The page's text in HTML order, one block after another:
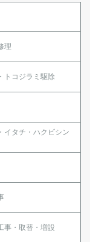
理
トコジラミ駆除
イタチ・ハクビシン
事・取替・増設